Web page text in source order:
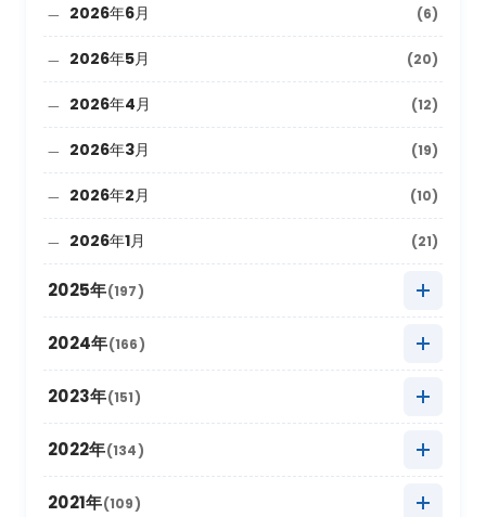
2026年6月 (6)
2026年5月 (20)
2026年4月 (12)
2026年3月 (19)
2026年2月 (10)
2026年1月 (21)
2025年(197)
2025年12月 (9)
2025年11月
2025年10月
2025年9月 (10)
2024年(166)
2024年12月 (8)
2024年11月
2024年10月
2023年(151)
2023年12月 (5)
2023年11月
2022年(134)
2022年12月 (11)
2021年(109)